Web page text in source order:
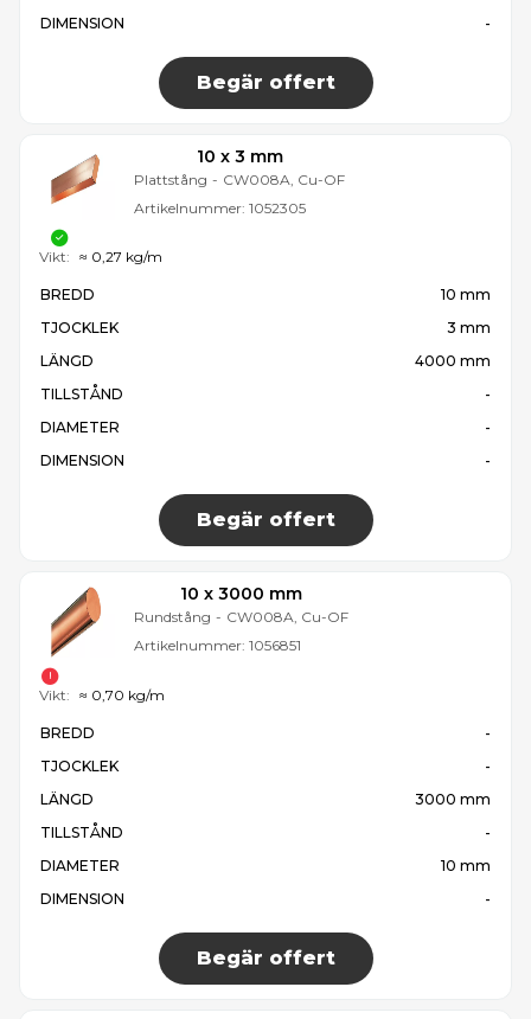
DIMENSION
-
Begär offert
10 x 3 mm
Plattstång - CW008A, Cu-OF
Artikelnummer: 1052305
BREDD
10 mm
TJOCKLEK
3 mm
LÄNGD
4000 mm
TILLSTÅND
-
DIAMETER
-
DIMENSION
-
Begär offert
Vikt: ≈ 0,27 kg/m
10 x 3000 mm
Rundstång - CW008A, Cu-OF
Artikelnummer: 1056851
BREDD
-
TJOCKLEK
-
LÄNGD
3000 mm
TILLSTÅND
-
DIAMETER
10 mm
DIMENSION
-
Begär offert
Vikt: ≈ 0,70 kg/m